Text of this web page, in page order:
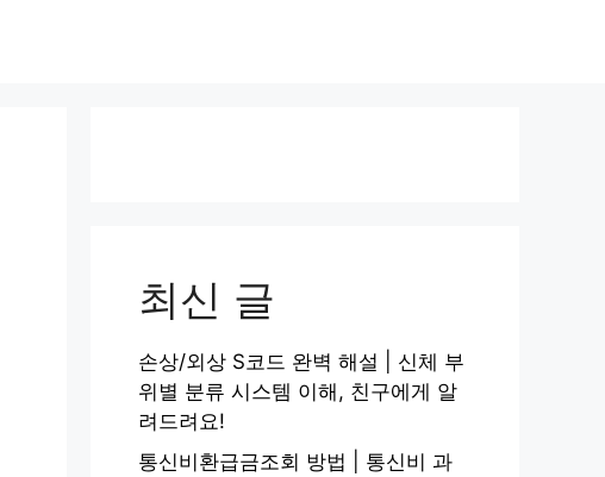
최신 글
손상/외상 S코드 완벽 해설 | 신체 부
위별 분류 시스템 이해, 친구에게 알
려드려요!
통신비환급금조회 방법 | 통신비 과